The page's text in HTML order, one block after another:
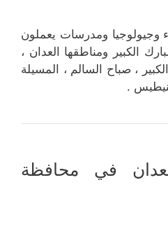
ومدرسات يعملون
الكبير ومناطقها العدان ،
، صباح السالم ، المسيلة
.
في محافظة